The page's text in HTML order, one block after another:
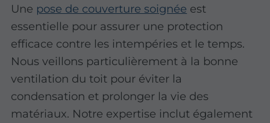
Une pose de couverture soignée est
essentielle pour assurer une protection
efficace contre les intempéries et le temps.
Nous veillons particulièrement à la bonne
ventilation du toit pour éviter la
condensation et prolonger la vie des
matériaux. Notre expertise inclut également